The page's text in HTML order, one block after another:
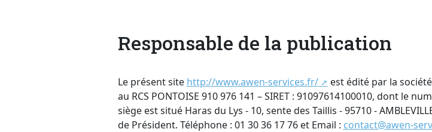
Responsable de la publication
Le présent site http://www.awen-services.fr/
est édité par la société
au RCS PONTOISE 910 976 141 – SIRET : 91097614100010, dont le
siège est situé Haras du Lys - 10, sente des Taillis - 95710 -
de Président. Téléphone : 01 30 36 17 76 et Email : contact@awen-